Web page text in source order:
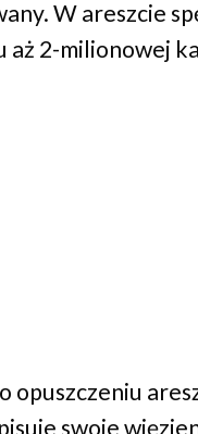
W areszcie
aż 2-milionowej
opuszczeniu
swoje